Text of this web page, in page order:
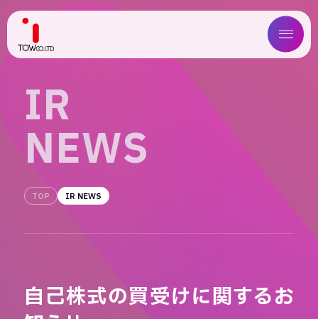
ABOUT US
WORKS
COMPANY
IR
IR
NEWS
TOP IR NEWS
自己株式の買受けに関するお